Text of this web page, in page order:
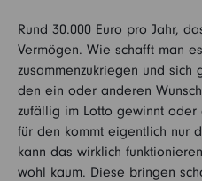
Rund 30.000 Euro pro Jahr,
Vermögen. Wie schafft man
zusammenzukriegen und
den ein oder anderen
zufällig im Lotto gewinnt
für den kommt eigentlich nur
kann das wirklich
wohl kaum. Diese bringen